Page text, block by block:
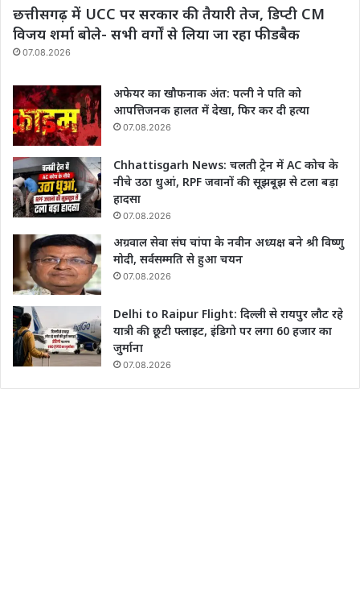
छत्तीसगढ़ में UCC पर सरकार की तैयारी तेज, डिप्टी CM
विजय शर्मा बोले- सभी वर्गों से लिया जा रहा फीडबैक
07.08.2026
अफेयर का खौफनाक अंत: पत्नी ने पति को
आपत्तिजनक हालत में देखा, फिर कर दी हत्या
07.08.2026
Chhattisgarh News: चलती ट्रेन में AC कोच के
नीचे उठा धुआं, RPF जवानों की सूझबूझ से टला बड़ा
हादसा
07.08.2026
अग्रवाल सेवा संघ चांपा के नवीन अध्यक्ष बने श्री विष्णु
मोदी, सर्वसम्मति से हुआ चयन
07.08.2026
Delhi to Raipur Flight: दिल्ली से रायपुर लौट रहे
यात्री की छूटी फ्लाइट, इंडिगो पर लगा 60 हजार का
जुर्माना
07.08.2026